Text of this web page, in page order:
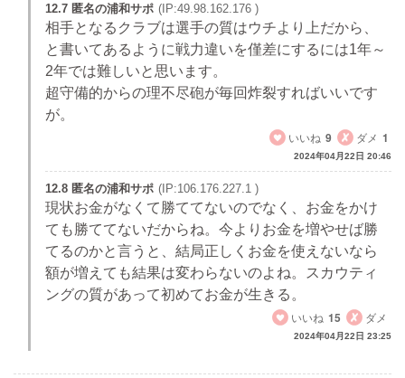
12.7 匿名の浦和サポ (IP:49.98.162.176 )
相手となるクラブは選手の質はウチより上だから、
と書いてあるように戦力違いを僅差にするには1年～
2年では難しいと思います。
超守備的からの理不尽砲が毎回炸裂すればいいです
が。
いいね 9 ダメ 1
2024年04月22日 20:46
12.8 匿名の浦和サポ (IP:106.176.227.1 )
現状お金がなくて勝ててないのでなく、お金をかけ
ても勝ててないだからね。今よりお金を増やせば勝
てるのかと言うと、結局正しくお金を使えないなら
額が増えても結果は変わらないのよね。スカウティ
ングの質があって初めてお金が生きる。
いいね 15 ダメ
2024年04月22日 23:25